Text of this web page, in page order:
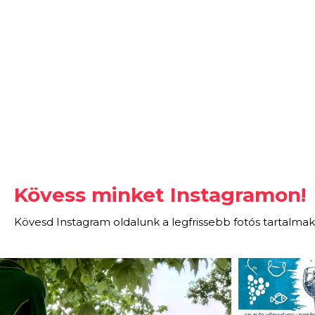
Kövess minket Instagramon!
Kövesd Instagram oldalunk a legfrissebb fotós